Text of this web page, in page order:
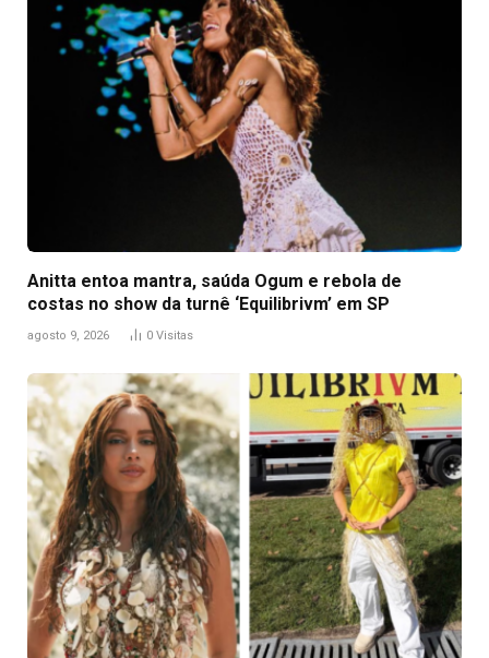
Anitta entoa mantra, saúda Ogum e rebola de
costas no show da turnê ‘Equilibrivm’ em SP
agosto 9, 2026 0 Visitas